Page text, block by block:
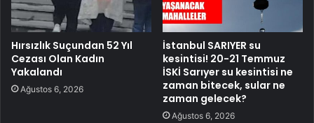
Hırsızlık Suçundan 52 Yıl
Cezası Olan Kadın
Yakalandı
Ağustos 6, 2026
İstanbul SARIYER su
kesintisi! 20-21 Temmuz
İSKİ Sarıyer su kesintisi ne
zaman bitecek, sular ne
zaman gelecek?
Ağustos 6, 2026